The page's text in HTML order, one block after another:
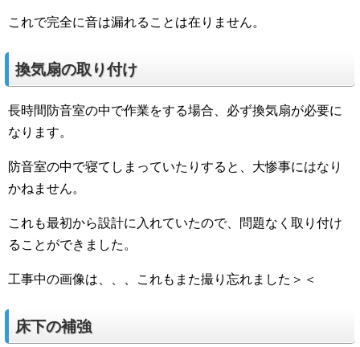
これで完全に音は漏れることは在りません。
換気扇の取り付け
長時間防音室の中で作業をする場合、必ず換気扇が必要に
なります。
防音室の中で寝てしまっていたりすると、大惨事にはなり
かねません。
これも最初から設計に入れていたので、問題なく取り付け
ることができました。
工事中の画像は、、、これもまた撮り忘れました＞＜
床下の補強